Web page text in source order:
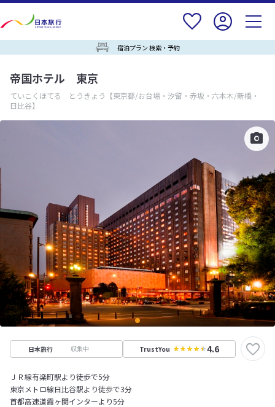
宿泊プラン 検索・予約
帝国ホテル 東京
ていこくほてる とうきょう 【東京都/お台場・汐留・赤坂・六本木/新橋・
日比谷】
日本旅行 収集中 TrustYou 4.6
ＪＲ線有楽町駅より徒歩で5分
東京メトロ線日比谷駅より徒歩で3分
首都高速道霞ヶ関インターより5分